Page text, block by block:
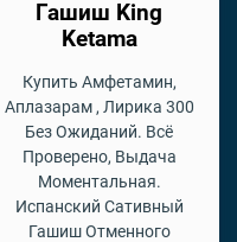
Гашиш King
Ketama
Купить Амфетамин,
Аплазарам , Лирика 300
Без Ожиданий. Всё
Проверено, Выдача
Моментальная.
Испанский Сативный
Гашиш Отменного